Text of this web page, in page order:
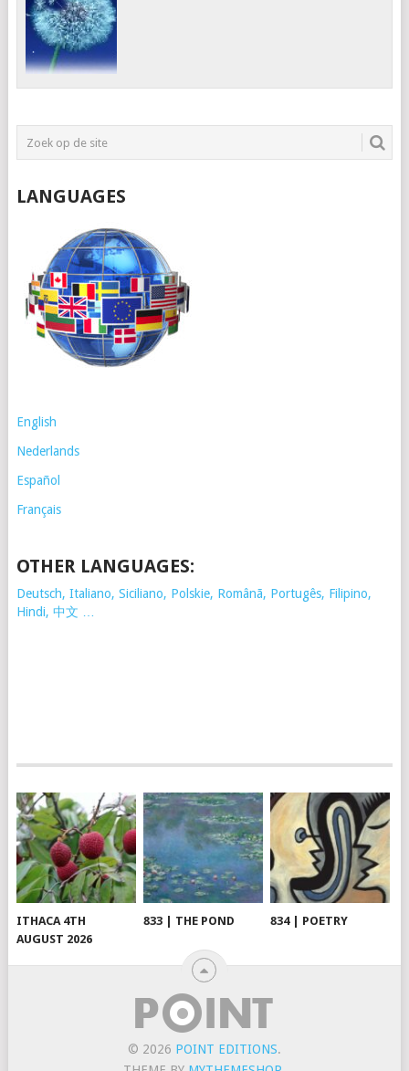
LANGUAGES
English
Nederlands
Español
Français
OTHER LANGUAGES:
Deutsch, Italiano, Siciliano, Polskie, Românã, Portugês, Filipino,
Hindi, 中文 …
ITHACA 4TH
AUGUST 2026
833 | THE POND 834 | POETRY
© 2026 POINT EDITIONS.